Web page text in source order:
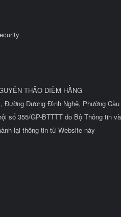
THẢO DIỄM HẰNG
Đường Dương Đình Nghệ, Phường
số 355/GP-BTTTT do Bộ Thông tin
lại thông tin từ Website này